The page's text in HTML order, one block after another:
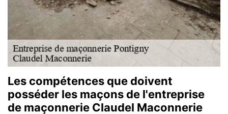
Les compétences que doivent
posséder les maçons de l'entreprise
de maçonnerie Claudel Maconnerie